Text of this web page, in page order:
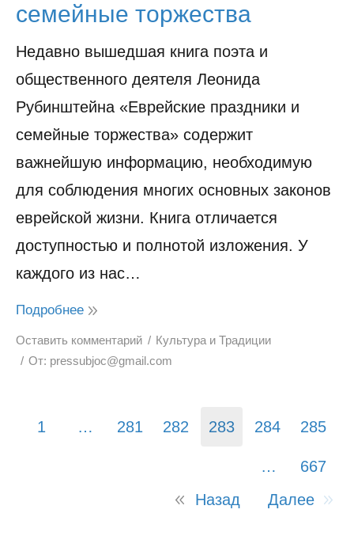
семейные торжества
Недавно вышедшая книга поэта и
общественного деятеля Леонида
Рубинштейна «Еврейские праздники и
семейные торжества» содержит
важнейшую информацию, необходимую
для соблюдения многих основных законов
еврейской жизни. Книга отличается
доступностью и полнотой изложения. У
каждого из нас…
Подробнее
Оставить комментарий
Культура и Традиции
От: pressubjoc@gmail.com
1 … 281 282 283 284 285
…
667
Назад
Далее